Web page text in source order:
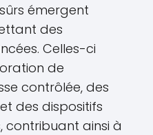
émergent
des
Celles-ci
de
contrôlée, des
des dispositifs
contribuant ainsi à